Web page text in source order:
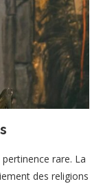
rare. La
des religions